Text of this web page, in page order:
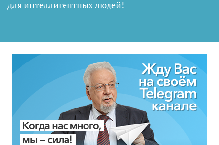
для интеллигентных людей!